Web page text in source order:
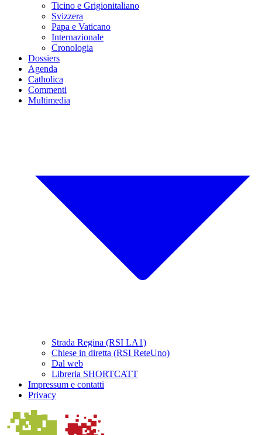
Ticino e Grigionitaliano
Svizzera
Papa e Vaticano
Internazionale
Cronologia
Dossiers
Agenda
Catholica
Commenti
Multimedia
Strada Regina (RSI LA1)
Chiese in diretta (RSI ReteUno)
Dal web
Libreria SHORTCATT
Impressum e contatti
Privacy